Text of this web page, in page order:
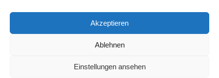
Akzeptieren
Ablehnen
Einstellungen ansehen
Copyright 2025